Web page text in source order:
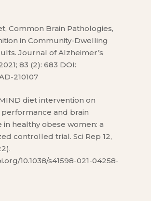
Common Brain Pathologies,
in Community-Dwelling
Journal of Alzheimer’s
83 (2): 683 DOI:
210107
diet intervention on
and brain
healthy obese women: a
controlled trial. Sci Rep 12,
10.1038/s41598-021-04258-